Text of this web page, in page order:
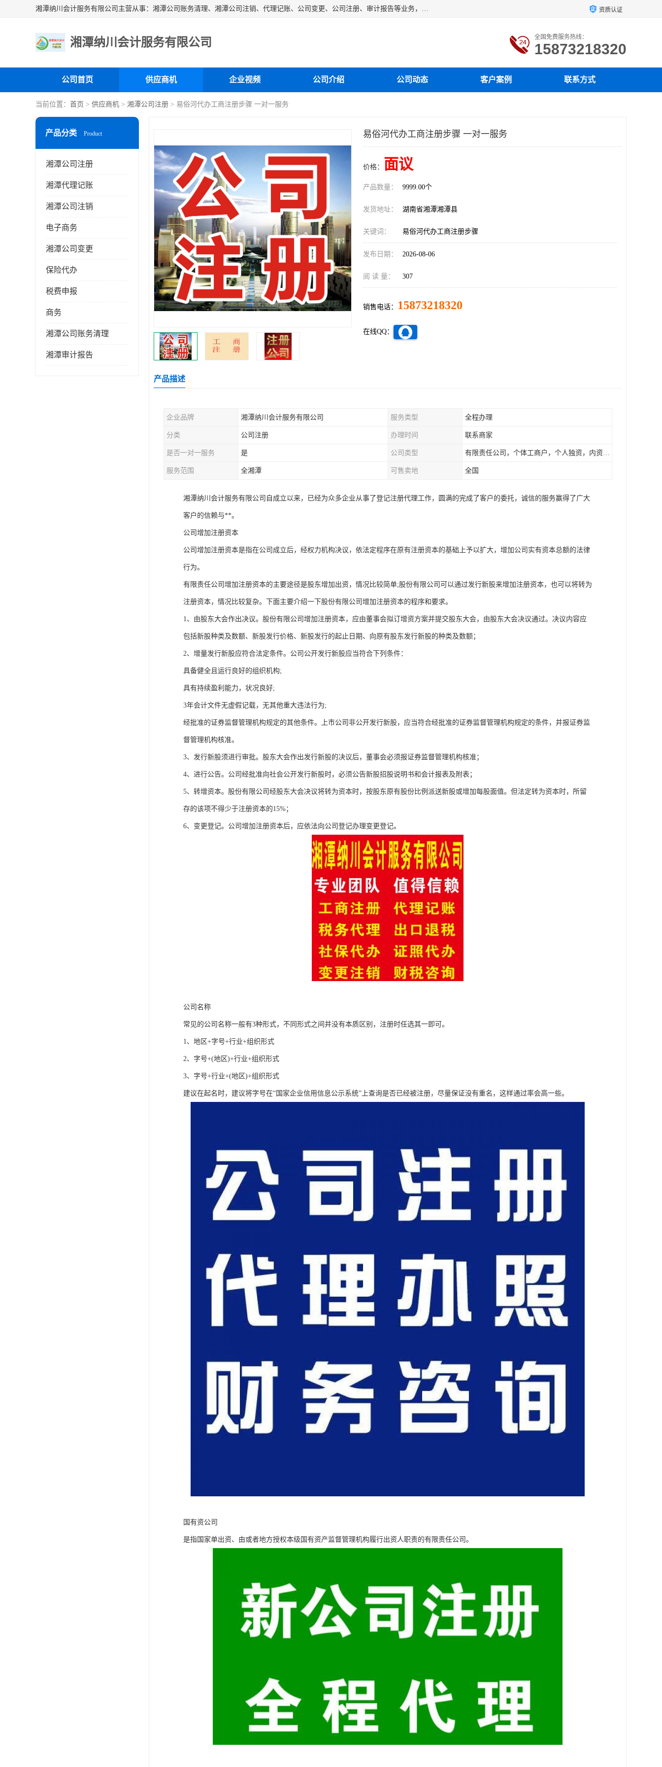
湘潭纳川会计服务有限公司主营从事：湘潭公司账务清理、湘潭公司注销、代理记账、公司变更、公司注册、审计报告等业务，公司设立有专门的代理注册部门，现有工商代办专员，部门经理从事工商代办多年，对各地区公司注册、公司变更、进出口业务等流程以及各行业公司注册、变更所需注意的细节都非常熟悉。 资质认证
湘潭纳川会计服务有限公司 全国免费服务热线：
15873218320
公司首页 供应商机 企业视频 公司介绍 公司动态 客户案例 联系方式
当前位置： 首页 > 供应商机 > 湘潭公司注册 > 易俗河代办工商注册步骤 一对一服务
产品分类 Product
湘潭公司注册
湘潭代理记账
湘潭公司注销
电子商务
湘潭公司变更
保险代办
税费申报
商务
湘潭公司账务清理
湘潭审计报告
易俗河代办工商注册步骤 一对一服务
价格： 面议
产品数量： 9999.00个
发货地址： 湖南省湘潭湘潭县
关键词： 易俗河代办工商注册步骤
发布日期： 2026-08-06
阅 读 量： 307
销售电话： 15873218320
在线QQ：
产品描述
企业品牌 湘潭纳川会计服务有限公司 服务类型 全程办理
分类 公司注册 办理时间 联系商家
是否一对一服务 是 公司类型 有限责任公司，个体工商户，个人独资，内资，外资
服务范围 全湘潭 可售卖地 全国
湘潭纳川会计服务有限公司自成立以来，已经为众多企业从事了登记注册代理工作，圆满的完成了客户的委托，诚信的服务赢得了广大
客户的信赖与**。
公司增加注册资本
公司增加注册资本是指在公司成立后，经权力机构决议，依法定程序在原有注册资本的基础上予以扩大，增加公司实有资本总额的法律
行为。
有限责任公司增加注册资本的主要途径是股东增加出资，情况比较简单;股份有限公司可以通过发行新股来增加注册资本，也可以将转为
注册资本，情况比较复杂。下面主要介绍一下股份有限公司增加注册资本的程序和要求。
1、由股东大会作出决议。股份有限公司增加注册资本，应由董事会拟订增资方案并提交股东大会，由股东大会决议通过。决议内容应
包括新股种类及数额、新股发行价格、新股发行的起止日期、向原有股东发行新股的种类及数额；
2、增量发行新股应符合法定条件。公司公开发行新股应当符合下列条件：
具备健全且运行良好的组织机构;
具有持续盈利能力，状况良好;
3年会计文件无虚假记载，无其他重大违法行为;
经批准的证券监督管理机构规定的其他条件。上市公司非公开发行新股，应当符合经批准的证券监督管理机构规定的条件，并报证券监
督管理机构核准。
3、发行新股须进行审批。股东大会作出发行新股的决议后，董事会必须报证券监督管理机构核准；
4、进行公告。公司经批准向社会公开发行新股时，必须公告新股招股说明书和会计报表及附表；
5、转增资本。股份有限公司经股东大会决议将转为资本时，按股东原有股份比例派送新股或增加每股面值。但法定转为资本时，所留
存的该项不得少于注册资本的15%；
6、变更登记。公司增加注册资本后，应依法向公司登记办理变更登记。
公司名称
常见的公司名称一般有3种形式，不同形式之间并没有本质区别，注册时任选其一即可。
1、地区+字号+行业+组织形式
2、字号+(地区)+行业+组织形式
3、字号+行业+(地区)+组织形式
建议在起名时，建议将字号在“国家企业信用信息公示系统”上查询是否已经被注册，尽量保证没有重名，这样通过率会高一些。
国有资公司
是指国家单出资、由或者地方授权本级国有资产监督管理机构履行出资人职责的有限责任公司。